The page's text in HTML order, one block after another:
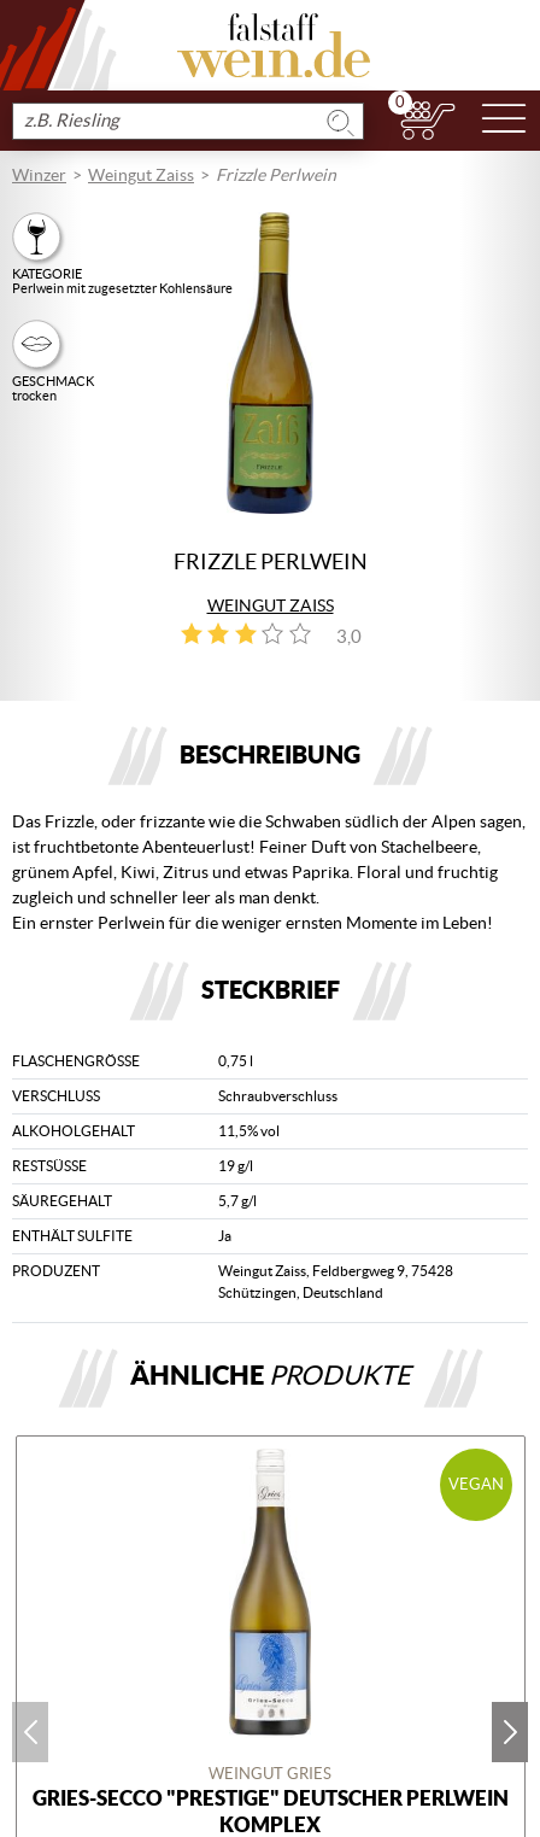
Produkt
suchen
0
Winzer Weingut Zaiss Frizzle Perlwein
KATEGORIE
Perlwein mit zugesetzter Kohlensäure
GESCHMACK
trocken
FRIZZLE PERLWEIN
WEINGUT ZAISS
3,0
1
BESCHREIBUNG
Das Frizzle, oder frizzante wie die Schwaben südlich der Alpen sagen,
ist fruchtbetonte Abenteuerlust! Feiner Duft von Stachelbeere,
grünem Apfel, Kiwi, Zitrus und etwas Paprika. Floral und fruchtig
zugleich und schneller leer als man denkt.
Ein ernster Perlwein für die weniger ernsten Momente im Leben!
STECKBRIEF
FLASCHENGRÖSSE 0,75 l
VERSCHLUSS Schraubverschluss
ALKOHOLGEHALT 11,5% vol
RESTSÜSSE 19 g/l
SÄUREGEHALT 5,7 g/l
ENTHÄLT SULFITE Ja
PRODUZENT
Weingut Zaiss, Feldbergweg 9, 75428
Schützingen, Deutschland
ÄHNLICHE PRODUKTE
VEGAN
WEINGUT GRIES
GRIES-SECCO "PRESTIGE" DEUTSCHER PERLWEIN
KOMPLEX